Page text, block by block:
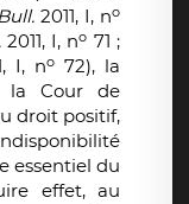
2011, I, no
2011, I, no 71 ;
I, no 72), la
la Cour de
droit positif,
essentiel du
effet, au